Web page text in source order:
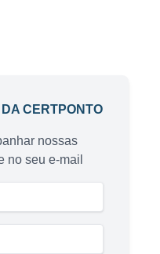
CERTPONTO
nossas
no seu e-mail